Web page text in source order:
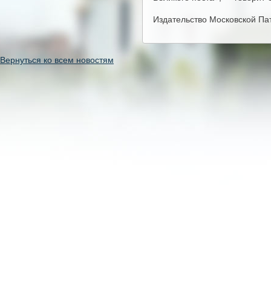
Издательство Московской
Вернуться ко всем новостям